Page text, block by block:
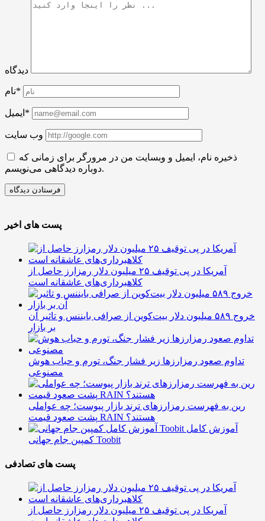
دیدگاه
نام*
ایمیل*
وب سایت
ذخیره نام، ایمیل و وبسایت من در مرورگر برای زمانی که
دوباره دیدگاهی می‌نویسم.
پست های اخیر
آمریکا در پی توقیف ۲۵ میلیون دلار رمزارز حاصل از
کلاهبرداری‌های عاشقانه است
خروج ۵۸۹ میلیون دلار بیت‌کوین از صرافی بایننس و تاثیر آن
بر بازار
تداوم صعود رمزارزها زیر فشار جنگ، تورم و حباب هوش
مصنوعی
رین به فهرست رمزارزهای ترند بازار پیوست؛ چه عواملی
پشت صعود قیمت RAIN هستند؟
آموزش کامل
کمپین جام جهانی Toobit
پست های تصادفی
آمریکا در پی توقیف ۲۵ میلیون دلار رمزارز حاصل از